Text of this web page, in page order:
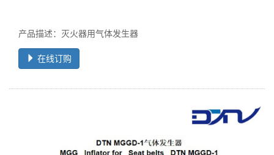
产品描述：灭火器用气体发生器
在线订购